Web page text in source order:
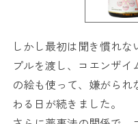
しかし最初は聞き慣れ
プルを渡し、コエンザイ
の絵も使って、嫌がられ
わる日が続きました。